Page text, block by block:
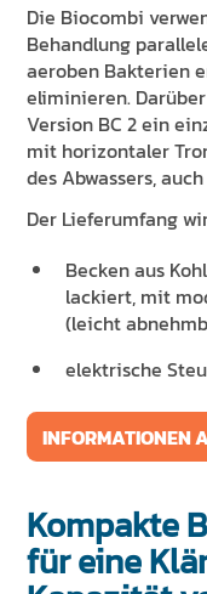
Die Biocombi
Behandlung
aeroben Bakterien
eliminieren.
Version BC 2 ein
mit horizontaler
des Abwassers,
Der Lieferumfang
Becken aus
lackiert, mit
(leicht
elektrische
INFORMATIONEN
Kompakte
für eine